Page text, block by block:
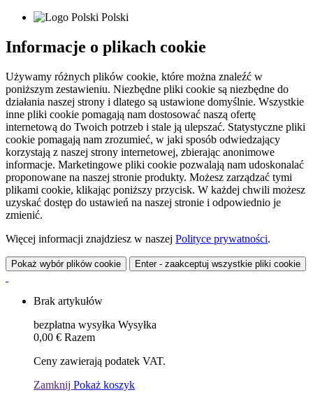
Polski
Informacje o plikach cookie
Używamy różnych plików cookie, które można znaleźć w
poniższym zestawieniu. Niezbędne pliki cookie są niezbędne do
działania naszej strony i dlatego są ustawione domyślnie. Wszystkie
inne pliki cookie pomagają nam dostosować naszą ofertę
internetową do Twoich potrzeb i stale ją ulepszać. Statystyczne pliki
cookie pomagają nam zrozumieć, w jaki sposób odwiedzający
korzystają z naszej strony internetowej, zbierając anonimowe
informacje. Marketingowe pliki cookie pozwalają nam udoskonalać
proponowane na naszej stronie produkty. Możesz zarządzać tymi
plikami cookie, klikając poniższy przycisk. W każdej chwili możesz
uzyskać dostęp do ustawień na naszej stronie i odpowiednio je
zmienić.
Więcej informacji znajdziesz w naszej Polityce prywatności.
Pokaż wybór plików cookie Enter - zaakceptuj wszystkie pliki cookie
Brak artykułów
bezpłatna wysyłka Wysyłka
0,00 € Razem
Ceny zawierają podatek VAT.
Zamknij Pokaż koszyk